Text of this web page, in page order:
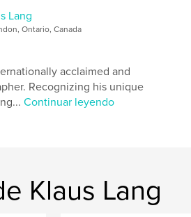
fez atlas mountains essaouira
Lang
Ontario, Canada
acclaimed and
Recognizing his unique
Continuar leyendo
Klaus Lang